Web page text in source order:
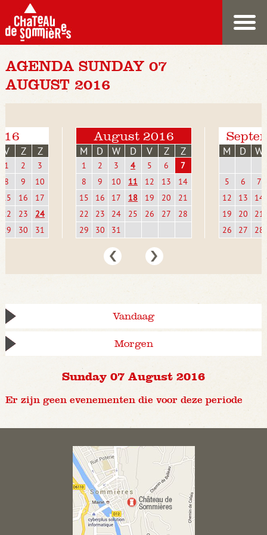
AGENDA SUNDAY 07
AUGUST 2016
V Z Z
1 2
3
8
9
10
15
16
17
22
23
24
29
30 31
August 2016
M D W D V Z Z
1 2 3 4 5 6
7
8
9 10 11 12 13
14
15
16 17 18 19 20
21
22
23 24 25 26 27
28
29
30 31
M D W
5 6
7
12
13
14
19
20
21
26
27 28
Vandaag
Morgen
Sunday 07 August 2016
Er zijn geen evenementen die voor deze periode